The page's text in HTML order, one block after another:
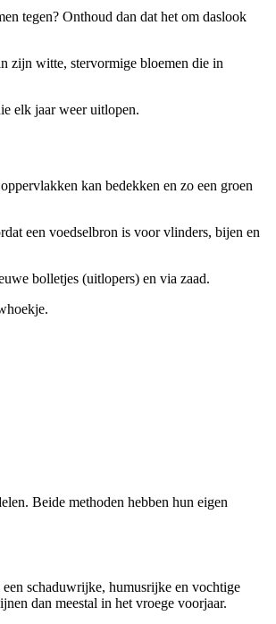
tegen? Onthoud dan dat het om daslook
zijn witte, stervormige bloemen die in
elk jaar weer uitlopen.
kan bedekken en zo een groen
een voedselbron is voor vlinders, bijen en
bolletjes (uitlopers) en via zaad.
Beide methoden hebben hun eigen
schaduwrijke, humusrijke en vochtige
dan meestal in het vroege voorjaar.